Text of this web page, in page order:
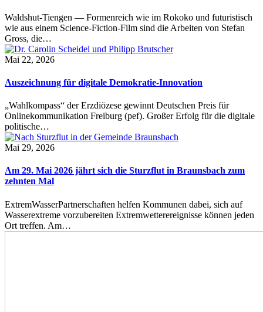
Waldshut-Tiengen — Formenreich wie im Rokoko und futuristisch
wie aus einem Science-Fiction-Film sind die Arbeiten von Stefan
Gross, die…
Mai 22, 2026
Auszeichnung für digitale Demokratie-Innovation
„Wahlkompass“ der Erzdiözese gewinnt Deutschen Preis für
Onlinekommunikation Freiburg (pef). Großer Erfolg für die digitale
politische…
Mai 29, 2026
Am 29. Mai 2026 jährt sich die Sturzflut in Braunsbach zum
zehnten Mal
ExtremWasserPartnerschaften helfen Kommunen dabei, sich auf
Wasserextreme vorzubereiten Extremwetterereignisse können jeden
Ort treffen. Am…